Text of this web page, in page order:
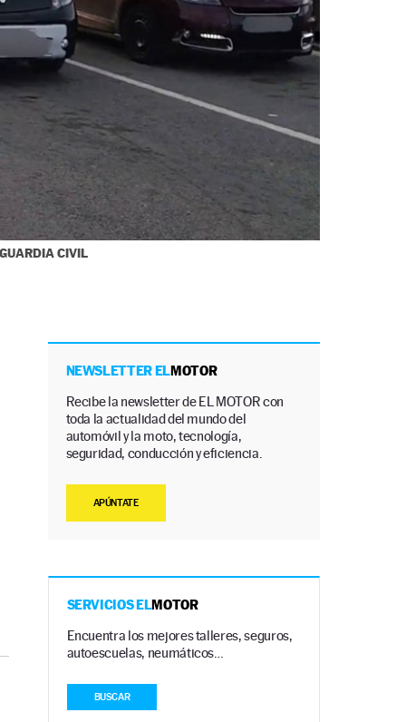
GUARDIA CIVIL
NEWSLETTER ELMOTOR
Recibe la newsletter de EL MOTOR con
toda la actualidad del mundo del
automóvil y la moto, tecnología,
seguridad, conducción y eficiencia.
APÚNTATE
SERVICIOS ELMOTOR
Encuentra los mejores talleres, seguros,
autoescuelas, neumáticos…
BUSCAR